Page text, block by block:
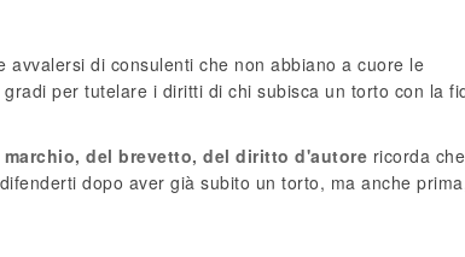
di consulenti che non abbiano a cuore le
per tutelare i diritti di chi subisca un torto con la
del brevetto, del diritto d'autore ricorda
dopo aver già subito un torto, ma anche